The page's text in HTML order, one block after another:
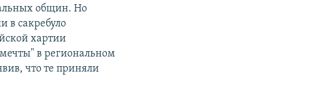
общин. Но
в сакребуло
хартии
в региональном
что те приняли